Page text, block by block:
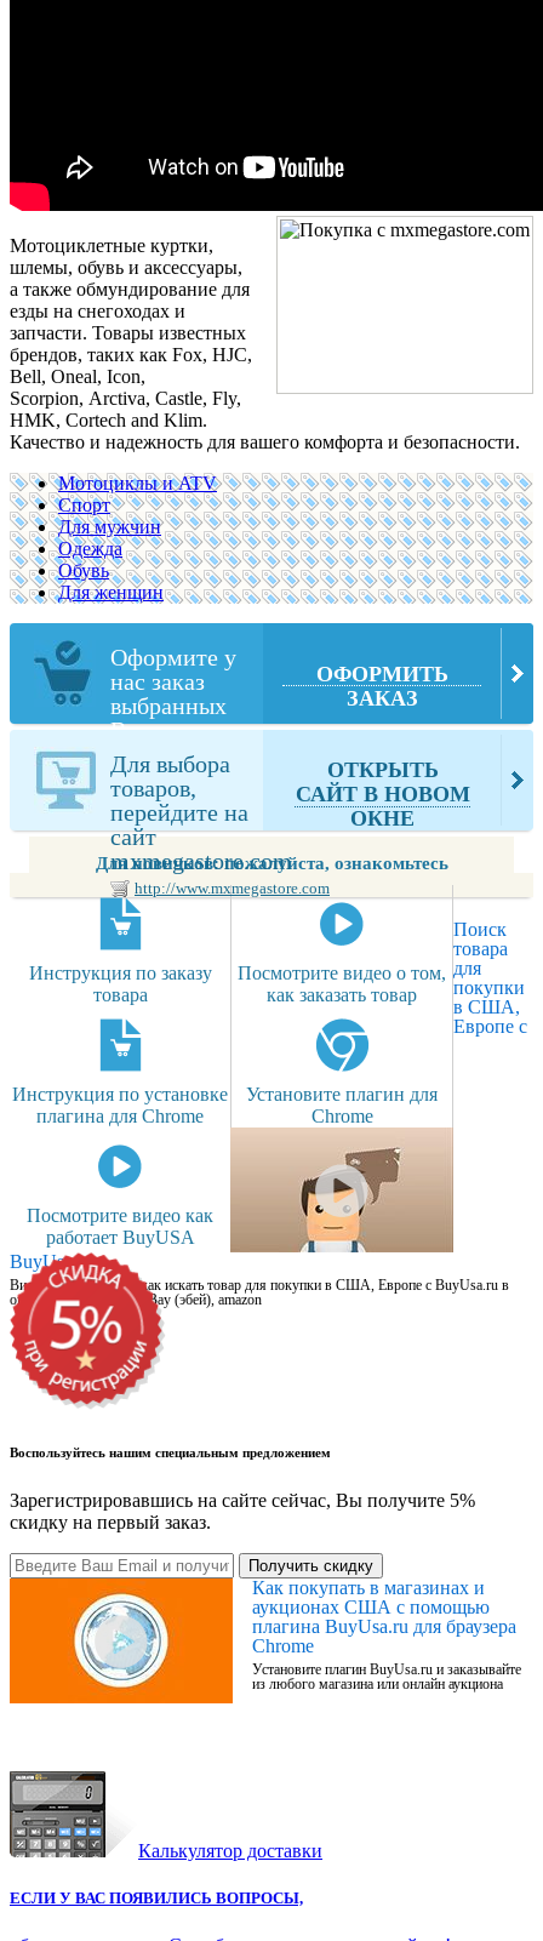
Мотоциклетные куртки,
шлемы, обувь и аксессуары,
а также обмундирование для
езды на снегоходах и
запчасти. Товары известных
брендов, таких как Fox, HJC,
Bell, Oneal, Icon,
Scorpion, Arctiva, Castle, Fly,
HMK, Cortech and Klim.
Качество и надежность для вашего комфорта и безопасности.
Мотоциклы и ATV
Спорт
Для мужчин
Одежда
Обувь
Для женщин
Оформите у
нас заказ
выбранных
Вами товаров
из
mxmegastore.com
ОФОРМИТЬ
ЗАКАЗ
Для выбора
товаров,
перейдите на
сайт
mxmegastore.com
http://www.mxmegastore.com
ОТКРЫТЬ
САЙТ В НОВОМ
ОКНЕ
Для новичков: пожалуйста, ознакомьтесь
Инструкция по заказу
товара
Посмотрите видео о том,
как заказать товар
Инструкция по установке
плагина для Chrome
Установите плагин для
Chrome
Посмотрите видео как
работает BuyUSA
Поиск
товара
для
покупки
в США,
Европе с
BuyUsa.ru
Видео для новичков: как искать товар для покупки в США, Европе с BuyUsa.ru в
онлайн магазинах, на eBay (эбей), amazon
Воспользуйтесь нашим специальным предложением
Зарегистрировавшись на сайте сейчас, Вы получите 5%
скидку на первый заказ.
Получить скидку
Как покупать в магазинах и
аукционах США с помощью
плагина BuyUsa.ru для браузера
Chrome
Установите плагин BuyUsa.ru и заказывайте
из любого магазина или онлайн аукциона
Калькулятор доставки
ЕСЛИ У ВАС ПОЯВИЛИСЬ ВОПРОСЫ,